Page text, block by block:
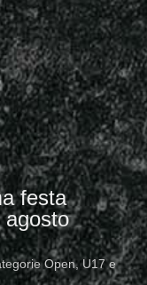
festa
agosto
Open, U17 e